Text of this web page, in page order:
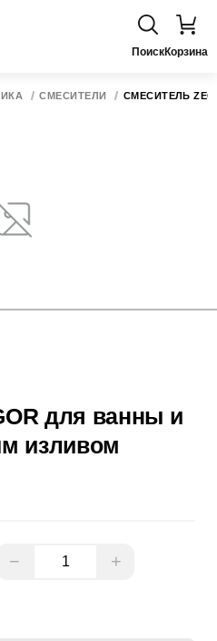
ПоискКорзина
СМЕСИТЕЛИ СМЕСИТЕЛЬ
для ванны и
изливом
− +